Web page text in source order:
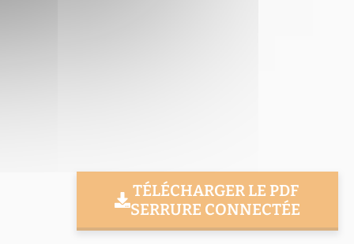
TÉLÉCHARGER LE PDF
SERRURE CONNECTÉE